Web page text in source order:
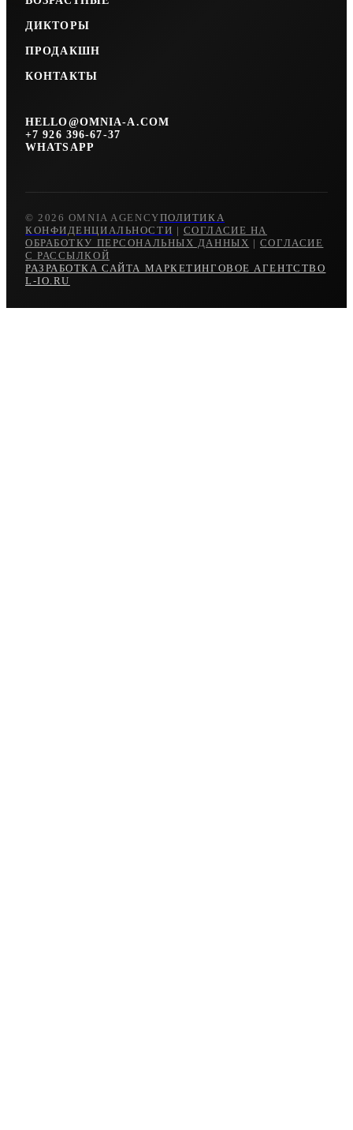
ДИКТОРЫ
ПРОДАКШН
КОНТАКТЫ
HELLO@OMNIA-A.COM
+7 926 396-67-37
WHATSAPP
© 2026 OMNIA AGENCYПОЛИТИКА
КОНФИДЕНЦИАЛЬНОСТИ | СОГЛАСИЕ НА
ОБРАБОТКУ ПЕРСОНАЛЬНЫХ ДАННЫХ | СОГЛАСИЕ
С РАССЫЛКОЙ
РАЗРАБОТКА САЙТА МАРКЕТИНГОВОЕ АГЕНТСТВО
L-IO.RU